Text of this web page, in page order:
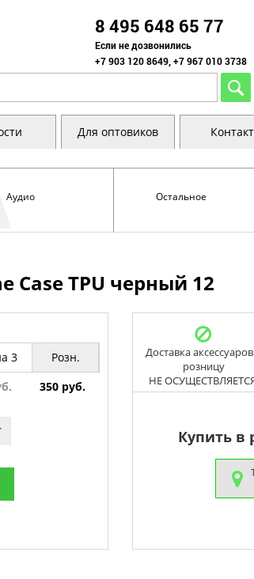
8 495 648 65 77
Если не дозвонились
+7 903 120 8649, +7 967 010 3738
Для оптовиков
Аудио Остальное
Case TPU черный 12
3
Розн.
350 руб.
Доставка
розницу
НЕ
Купить в